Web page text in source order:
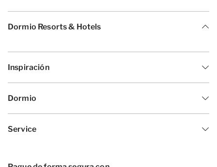
Dormio Resorts & Hotels
Inspiración
Dormio
Service